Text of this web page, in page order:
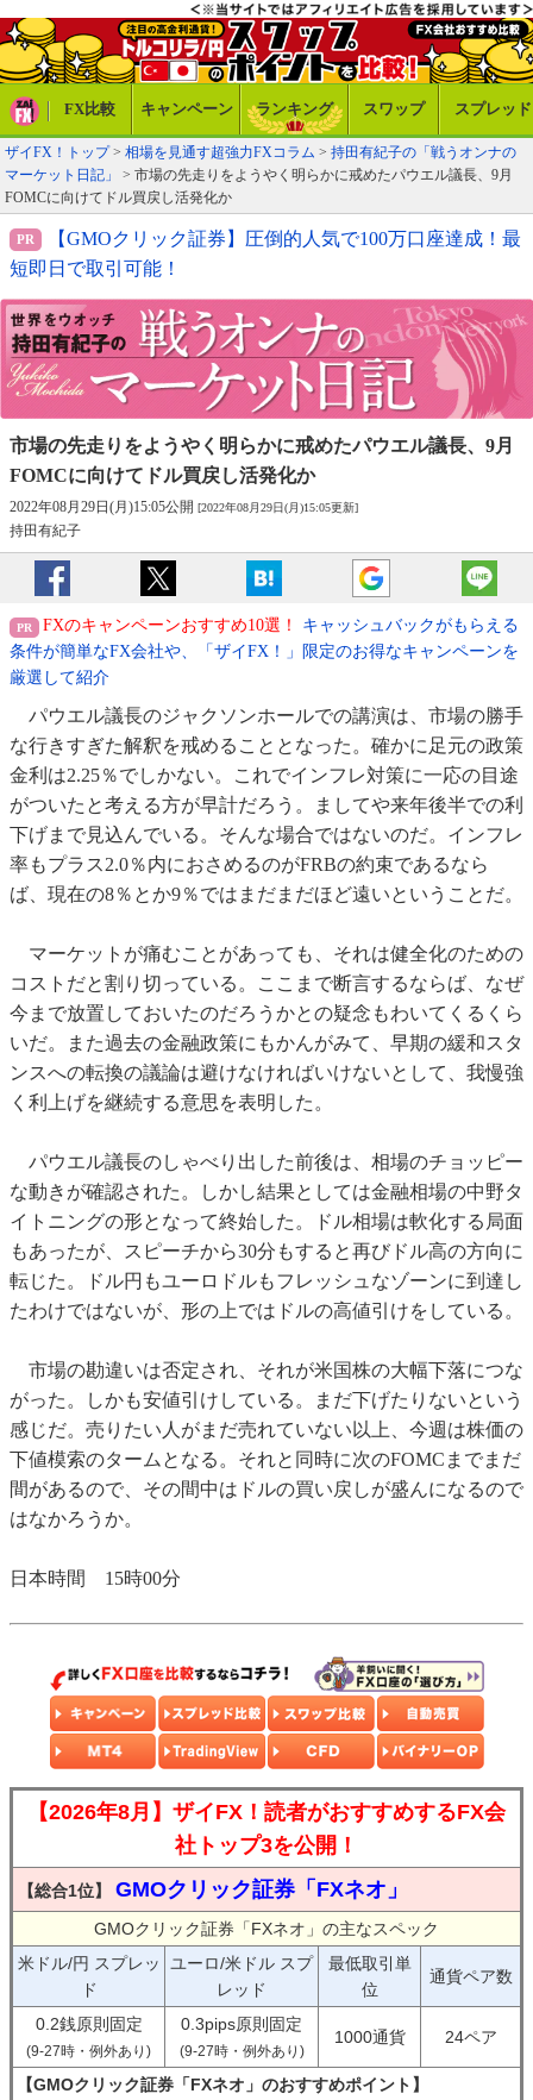
FX比較 キャンペーン ランキング スワップ スプレッド
ザイFX！トップ> 相場を見通す超強力FXコラム > 持田有紀子の「戦うオンナの
マーケット日記」
> 市場の先走りをようやく明らかに戒めたパウエル議長、9月
FOMCに向けてドル買戻し活発化か
【GMOクリック証券】圧倒的人気で100万口座達成！最
短即日で取引可能！
市場の先走りをようやく明らかに戒めたパウエル議長、 9月
FOMCに向けてドル買戻し活発化か
2022年08月29日(月)15:05公開 [2022年08月29日(月)15:05更新]
持田有紀子
FXのキャンペーンおすすめ10選！
キャッシュバックがもらえる
条件が簡単なFX会社や、「ザイFX！」限定のお得なキャンペーンを
厳選して紹介
パウエル議長のジャクソンホールでの講演は、市場の勝手
な行きすぎた解釈を戒めることとなった。確かに足元の政策
金利は2.25％でしかない。これでインフレ対策に一応の目途
がついたと考える方が早計だろう。ましてや来年後半での利
下げまで見込んでいる。そんな場合ではないのだ。インフレ
率もプラス2.0％内におさめるのがFRBの約束であるなら
ば、現在の8％とか9％ではまだまだほど遠いということだ。
マーケットが痛むことがあっても、それは健全化のための
コストだと割り切っている。ここまで断言するならば、なぜ
今まで放置しておいたのだろうかとの疑念もわいてくるくら
いだ。また過去の金融政策にもかんがみて、早期の緩和スタ
ンスへの転換の議論は避けなければいけないとして、我慢強
く利上げを継続する意思を表明した。
パウエル議長のしゃべり出した前後は、相場のチョッピー
な動きが確認された。しかし結果としては金融相場の中野タ
イトニングの形となって終始した。ドル相場は軟化する局面
もあったが、スピーチから30分もすると再びドル高の方向に
転じた。ドル円もユーロドルもフレッシュなゾーンに到達し
たわけではないが、形の上ではドルの高値引けをしている。
市場の勘違いは否定され、それが米国株の大幅下落につな
がった。しかも安値引けしている。まだ下げたりないという
感じだ。売りたい人がまだ売れていない以上、今週は株価の
下値模索のタームとなる。それと同時に次のFOMCまでまだ
間があるので、その間中はドルの買い戻しが盛んになるので
はなかろうか。
日本時間 15時00分
【2026年8月】ザイFX！読者がおすすめするFX会
社トップ3を公開！
【総合1位】 GMOクリック証券「FXネオ」
GMOクリック証券「FXネオ」の主なスペック
米ドル/円 スプレッ
ド
ユーロ/米ドル スプ
レッド
最低取引単
位
通貨ペア数
0.2銭原則固定
(9-27時・例外あり)
0.3pips原則固定
(9-27時・例外あり)
1000通貨 24ペア
【GMOクリック証券「FXネオ」のおすすめポイント】